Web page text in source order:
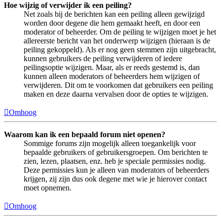
Hoe wijzig of verwijder ik een peiling?
Net zoals bij de berichten kan een peiling alleen gewijzigd
worden door degene die hem gemaakt heeft, en door een
moderator of beheerder. Om de peiling te wijzigen moet je het
allereerste bericht van het onderwerp wijzigen (hieraan is de
peiling gekoppeld). Als er nog geen stemmen zijn uitgebracht,
kunnen gebruikers de peiling verwijderen of iedere
peilingsoptie wijzigen. Maar, als er reeds gestemd is, dan
kunnen alleen moderators of beheerders hem wijzigen of
verwijderen. Dit om te voorkomen dat gebruikers een peiling
maken en deze daarna vervalsen door de opties te wijzigen.
Omhoog
Waarom kan ik een bepaald forum niet openen?
Sommige forums zijn mogelijk alleen toegankelijk voor
bepaalde gebruikers of gebruikersgroepen. Om berichten te
zien, lezen, plaatsen, enz. heb je speciale permissies nodig.
Deze permissies kun je alleen van moderators of beheerders
krijgen, zij zijn dus ook degene met wie je hierover contact
moet opnemen.
Omhoog